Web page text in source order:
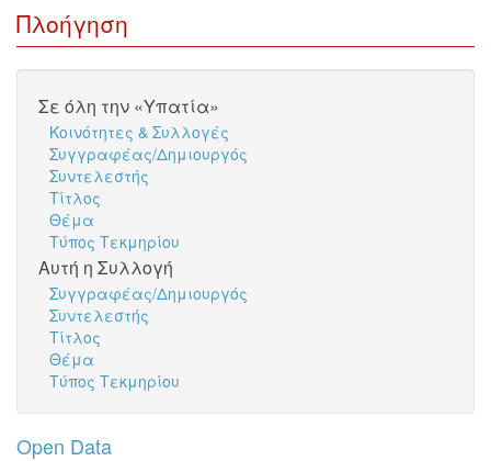
Πλοήγηση
Σε όλη την «Υπατία»
Κοινότητες & Συλλογές
Συγγραφέας/Δημιουργός
Συντελεστής
Τίτλος
Θέμα
Τύπος Τεκμηρίου
Αυτή η Συλλογή
Συγγραφέας/Δημιουργός
Συντελεστής
Τίτλος
Θέμα
Τύπος Τεκμηρίου
Open Data